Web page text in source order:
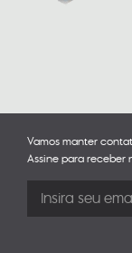
Vamos manter
Assine para receber